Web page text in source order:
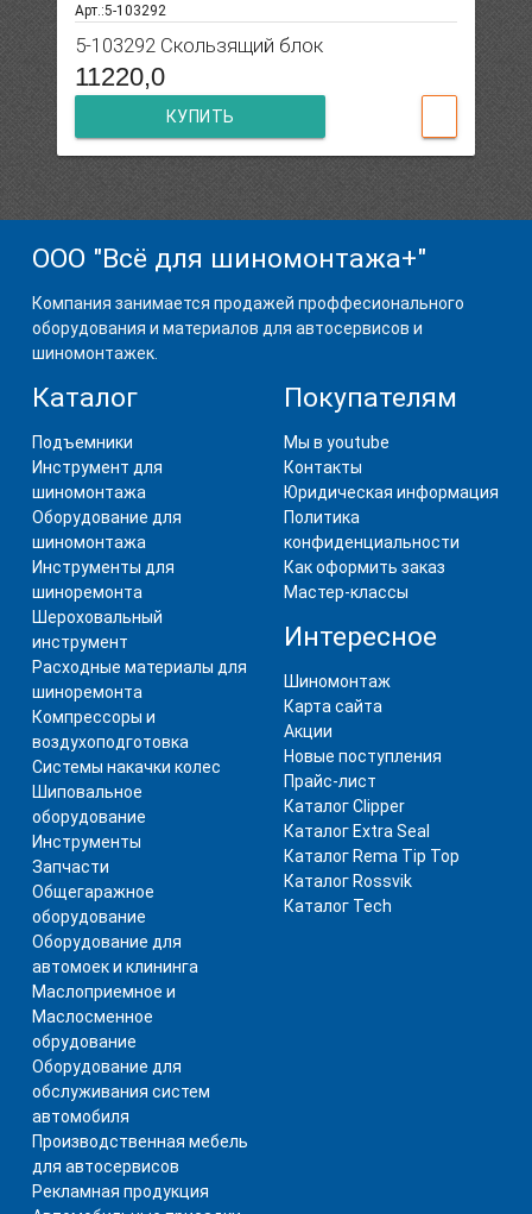
Арт.:5-103292
5-103292 Скользящий блок
11220,0
КУПИТЬ
ООО "Всё для шиномонтажа+"
Компания занимается продажей проффесионального
оборудования и материалов для автосервисов и
шиномонтажек.
Каталог
Подъемники
Инструмент для
шиномонтажа
Оборудование для
шиномонтажа
Инструменты для
шиноремонта
Шероховальный
инструмент
Расходные материалы для
шиноремонта
Компрессоры и
воздухоподготовка
Системы накачки колес
Шиповальное
оборудование
Инструменты
Запчасти
Общегаражное
оборудование
Оборудование для
автомоек и клининга
Маслоприемное и
Маслосменное
обрудование
Оборудование для
обслуживания систем
автомобиля
Производственная мебель
для автосервисов
Рекламная продукция
Покупателям
Мы в youtube
Контакты
Юридическая информация
Политика
конфиденциальности
Как оформить заказ
Мастер-классы
Интересное
Шиномонтаж
Карта сайта
Акции
Новые поступления
Прайс-лист
Каталог Clipper
Каталог Extra Seal
Каталог Rema Tip Top
Каталог Rossvik
Каталог Tech